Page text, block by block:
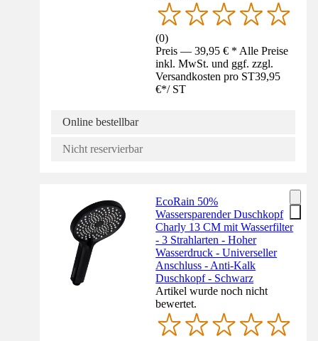
(0)
Preis — 39,95 € * Alle Preise
inkl. MwSt. und ggf. zzgl.
Versandkosten pro ST39,95
€*/ ST
Online bestellbar
Nicht reservierbar
EcoRain 50%
Wassersparender Duschkopf
Charly 13 CM mit Wasserfilter
- 3 Strahlarten - Hoher
Wasserdruck - Universeller
Anschluss - Anti-Kalk
Duschkopf - Schwarz
Artikel wurde noch nicht
bewertet.